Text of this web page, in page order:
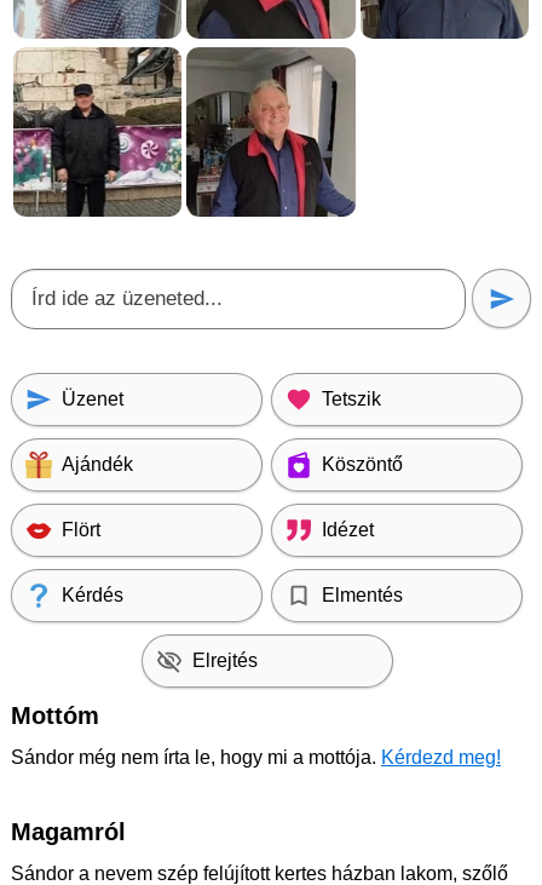
Üzenet Tetszik
Ajándék Köszöntő
Flört Idézet
Kérdés Elmentés
Elrejtés
Mottóm
Sándor még nem írta le, hogy mi a mottója. Kérdezd meg!
Magamról
Sándor a nevem szép felújított kertes házban lakom, szőlő